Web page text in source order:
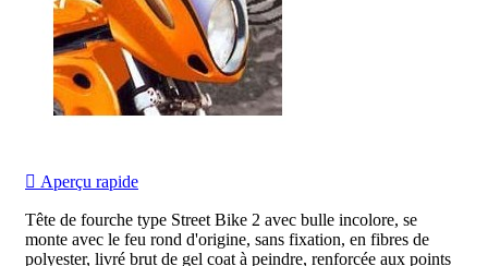
 Aperçu rapide
Tête de fourche type Street Bike 2 avec bulle incolore, se
monte avec le feu rond d'origine, sans fixation, en fibres de
polyester, livré brut de gel coat à peindre, renforcée aux points